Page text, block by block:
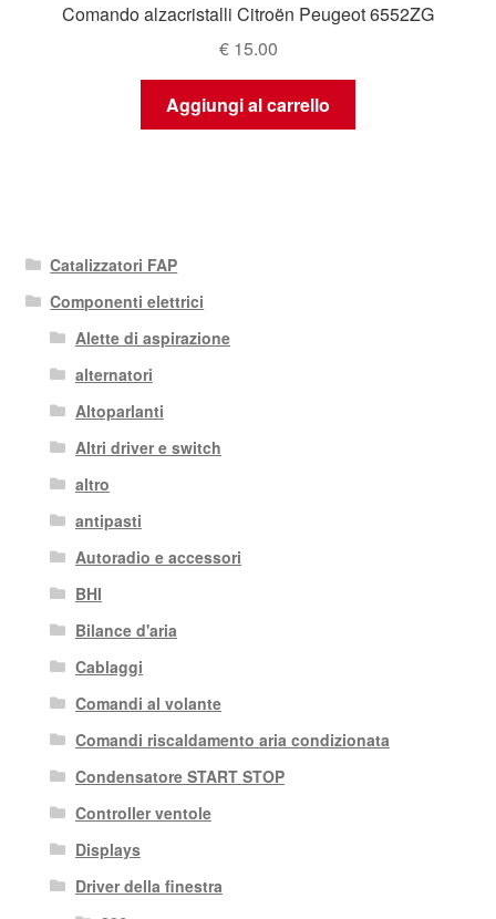
Comando alzacristalli Citroën Peugeot 6552ZG
€15.00
Aggiungi al carrello
Catalizzatori FAP
Componenti elettrici
Alette di aspirazione
alternatori
Altoparlanti
Altri driver e switch
altro
antipasti
Autoradio e accessori
BHI
Bilance d'aria
Cablaggi
Comandi al volante
Comandi riscaldamento aria condizionata
Condensatore START STOP
Controller ventole
Displays
Driver della finestra